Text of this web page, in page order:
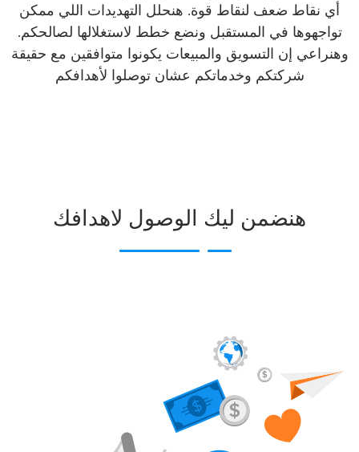
أي نقاط ضعف لنقاط قوة. هنحلل التهديدات اللي ممكن
تواجهوها في المستقبل ونضع خطط لاستغلالها لصالحكم.
وهنراعي إن التسويق والمبيعات يكونوا متوافقين مع حقيقة
شركتكم وخدماتكم عشان توصلوا لأهدافكم
هنضمن ليك الوصول لاهدافك